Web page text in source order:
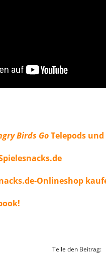
Birds GoTelepods und
Onlineshop
Teile den Beitrag: